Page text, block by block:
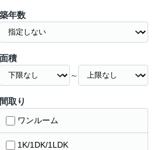
築年数
面積
～
間取り
ワンルーム
1K/1DK/1LDK